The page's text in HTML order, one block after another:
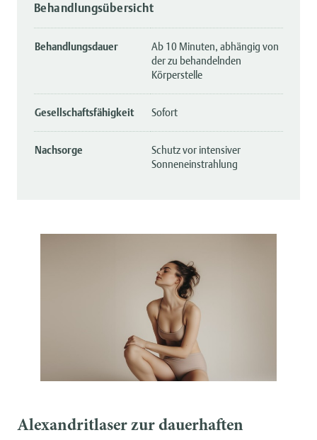
Behandlungsübersicht
Behandlungsdauer
Ab 10 Minuten, abhängig von
der zu behandelnden
Körperstelle
Gesellschaftsfähigkeit Sofort
Nachsorge
Schutz vor intensiver
Sonneneinstrahlung
Alexandritlaser zur dauerhaften